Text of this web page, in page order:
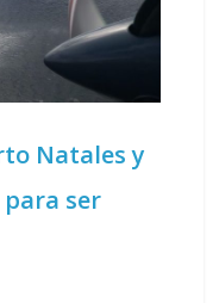
Natales y
ser